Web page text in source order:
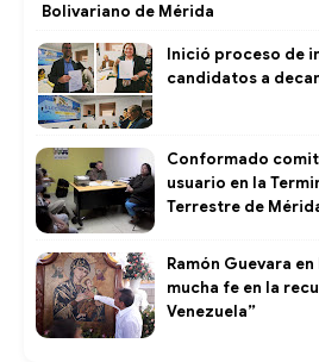
Bolivariano de Mérida
Inició proceso de
candidatos a
Conformado
usuario en la
Terrestre de
Ramón Guevara
mucha fe en la
Venezuela”